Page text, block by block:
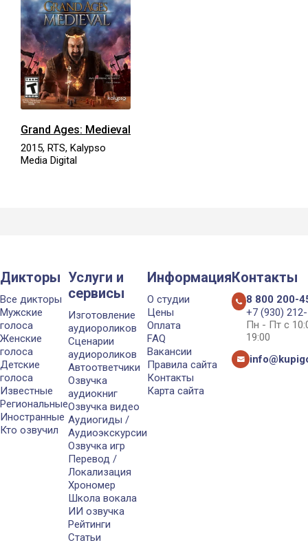
Grand Ages: Medieval
2015, RTS, Kalypso
Media Digital
Дикторы
Все дикторы
Мужские
голоса
Женские
голоса
Детские
голоса
Известные
Региональные
Иностранные
Кто озвучил
Услуги и
сервисы
Изготовление
аудиороликов
Сценарии
аудиороликов
Автоответчики
Озвучка
аудиокниг
Озвучка видео
Аудиогиды /
Аудиоэкскурсии
Озвучка игр
Перевод /
Локализация
Хрономер
Школа вокала
ИИ озвучка
Рейтинги
Статьи
Информация
О студии
Цены
Оплата
FAQ
Вакансии
Правила сайта
Контакты
Карта сайта
Контакты
8 800 200-
+7 (930)
Пн - Пт с
19:00